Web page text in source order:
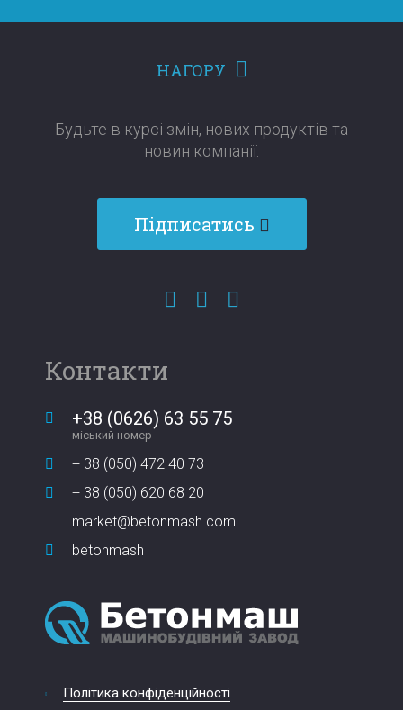
Політика конфіденційності
НАГОРУ
Будьте в курсі змін, нових продуктів та
новин компанії:​​​​​​​
Підписатись
Контакти
+38 (0626) 63 55 75
міський номер
+ 38 (050) 472 40 73
+ 38 (050) 620 68 20
market@betonmash.com
betonmash